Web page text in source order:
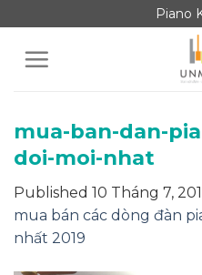
to
content
Piano
mua-ban-dan-
doi-moi-nhat
Published 10 Tháng 7,
mua bán các dòng đàn
nhất 2019